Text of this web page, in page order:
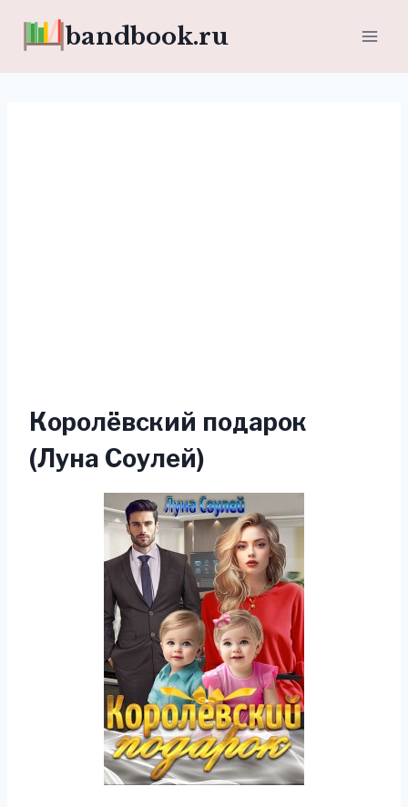
bandbook.ru
Королёвский подарок
(Луна Соулей)